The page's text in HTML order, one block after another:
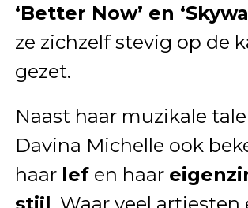
‘Better Now’ en
ze zichzelf stevig op de
gezet.
Naast haar muzikale
Davina Michelle ook
haar lefen haar